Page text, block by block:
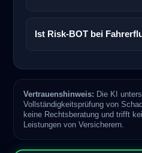
Ist Risk-BOT bei
Vertrauenshinweis: Die KI
Vollständigkeitsprüfung von
keine Rechtsberatung und trifft
Leistungen von Versicherern.